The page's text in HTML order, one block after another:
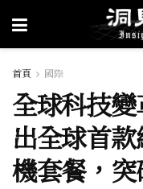
首頁 國際
全球科技
出全球首
機套餐，